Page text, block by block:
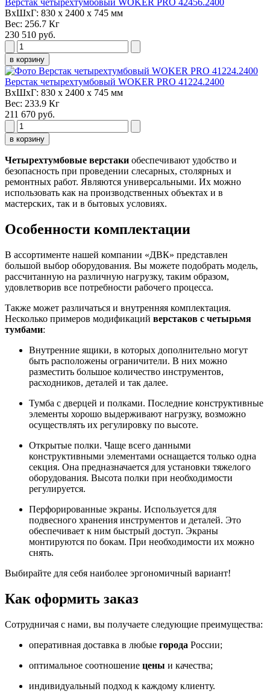
Верстак четырехтумбовый WOKER PRO 42456.2400
ВxШxГ: 830 x 2400 x 745 мм
Вес: 256.7 Кг
230 510 руб.
в корзину
Верстак четырехтумбовый WOKER PRO 41224.2400
ВxШxГ: 830 x 2400 x 745 мм
Вес: 233.9 Кг
211 670 руб.
в корзину
Четырехтумбовые верстаки обеспечивают удобство и
безопасность при проведении слесарных, столярных и
ремонтных работ. Являются универсальными. Их можно
использовать как на производственных объектах и в
мастерских, так и в бытовых условиях.
Особенности комплектации
В ассортименте нашей компании «ДВК» представлен
большой выбор оборудования. Вы можете подобрать модель,
рассчитанную на различную нагрузку, таким образом,
удовлетворив все потребности рабочего процесса.
Также может различаться и внутренняя комплектация.
Несколько примеров модификаций верстаков с четырьмя
тумбами:
Внутренние ящики, в которых дополнительно могут
быть расположены ограничители. В них можно
разместить большое количество инструментов,
расходников, деталей и так далее.
Тумба с дверцей и полками. Последние конструктивные
элементы хорошо выдерживают нагрузку, возможно
осуществлять их регулировку по высоте.
Открытые полки. Чаще всего данными
конструктивными элементами оснащается только одна
секция. Она предназначается для установки тяжелого
оборудования. Высота полки при необходимости
регулируется.
Перфорированные экраны. Используется для
подвесного хранения инструментов и деталей. Это
обеспечивает к ним быстрый доступ. Экраны
монтируются по бокам. При необходимости их можно
снять.
Выбирайте для себя наиболее эргономичный вариант!
Как оформить заказ
Сотрудничая с нами, вы получаете следующие преимущества:
оперативная доставка в любые города России;
оптимальное соотношение цены и качества;
индивидуальный подход к каждому клиенту.